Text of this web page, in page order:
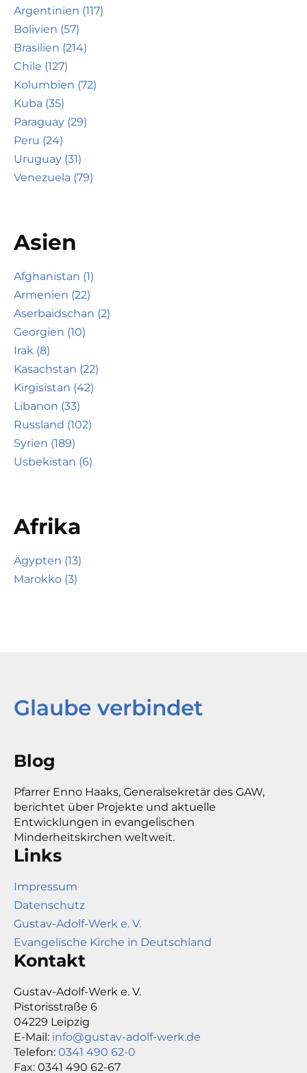
Argentinien (117)
Bolivien (57)
Brasilien (214)
Chile (127)
Kolumbien (72)
Kuba (35)
Paraguay (29)
Peru (24)
Uruguay (31)
Venezuela (79)
Asien
Afghanistan (1)
Armenien (22)
Aserbaidschan (2)
Georgien (10)
Irak (8)
Kasachstan (22)
Kirgisistan (42)
Libanon (33)
Russland (102)
Syrien (189)
Usbekistan (6)
Afrika
Ägypten (13)
Marokko (3)
Glaube verbindet
Blog
Pfarrer Enno Haaks, Generalsekretär des GAW,
berichtet über Projekte und aktuelle
Entwicklungen in evangelischen
Minderheitskirchen weltweit.
Links
Impressum
Datenschutz
Gustav-Adolf-Werk e. V.
Evangelische Kirche in Deutschland
Kontakt
Gustav-Adolf-Werk e. V.
Pistorisstraße 6
04229 Leipzig
E-Mail: info@gustav-adolf-werk.de
Telefon: 0341 490 62-0
Fax: 0341 490 62-67